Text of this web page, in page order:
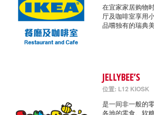
在宜家家居购物
厅及咖啡室享用
品嚐独有的瑞典美
JELLYBEE’S
位置: L12 KIOSK
是一间非一般的
各地的零食、软